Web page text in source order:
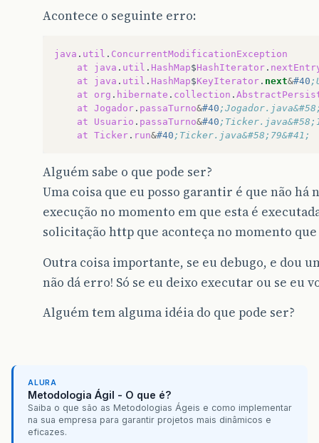
Acontece o seguinte erro:
java . util . ConcurrentModificationException
at
java . util . HashMap$HashIterator .
at
java . util . HashMap$KeyIterator . next&#40
at
org . hibernate . collection .
at Jogador . passaTurno&#40
at
Usuario . passaTurno&#40
at Ticker . run&#40 ;Ticker.java&#58;79&#41;
Alguém sabe o que pode ser?
Uma coisa que eu posso garantir é que não
execução no momento em que esta é
solicitação http que aconteça no momento
Outra coisa importante, se eu debugo, e dou
não dá erro! Só se eu deixo executar ou se eu
Alguém tem alguma idéia do que pode ser?
ALURA
Metodologia Ágil - O que é?
Saiba o que são as Metodologias Ágeis e como implementar
na sua empresa para garantir projetos mais dinâmicos e
eficazes.